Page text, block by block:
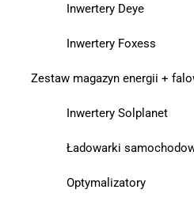
Inwertery Deye
Inwertery Foxess
Zestaw magazyn energii +
Inwertery Solplanet
Ładowarki
Optymalizatory